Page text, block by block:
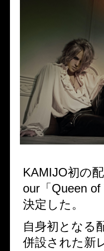
KAMIJO初の
our「Queen
決定した。
自身初となる
併設された新